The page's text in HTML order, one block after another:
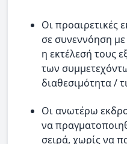
Οι προαιρετικές
σε συνεννόηση
η εκτέλεσή τους
των
διαθεσιμότητα /
Οι ανωτέρω
να
σειρά, χωρίς να